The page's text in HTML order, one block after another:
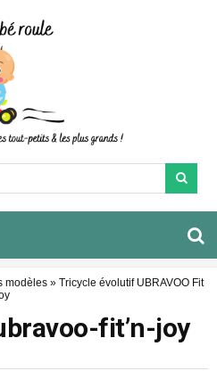
modèles » Tricycle évolutif UBRAVOO Fit
fit’n-joy